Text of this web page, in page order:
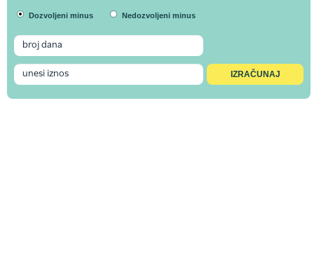
Dozvoljeni minus Nedozvoljeni minus